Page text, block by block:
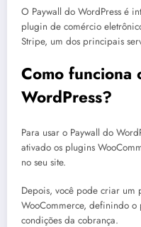
O Paywall do WordPress é
plugin de comércio
Stripe, um dos principais
Como funciona
WordPress?
Para usar o Paywall do
ativado os plugins
no seu site.
Depois, você pode criar um
WooCommerce, definindo
condições da cobrança.